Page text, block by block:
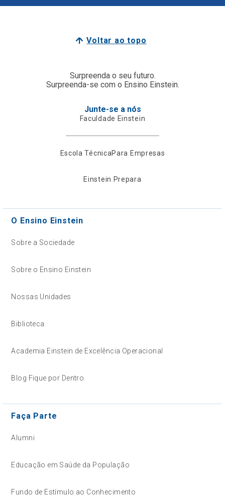
Voltar ao topo
Surpreenda o seu futuro.
Surpreenda-se com o Ensino Einstein.
Junte-se a nós
Faculdade Einstein
Escola TécnicaPara Empresas
Einstein Prepara
O Ensino Einstein
Sobre a Sociedade
Sobre o Ensino Einstein
Nossas Unidades
Biblioteca
Academia Einstein de Excelência Operacional
Blog Fique por Dentro
Faça Parte
Alumni
Educação em Saúde da População
Fundo de Estímulo ao Conhecimento